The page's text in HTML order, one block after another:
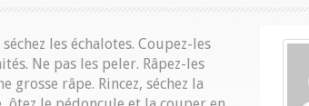
séchez les échalotes. Coupez-les
Ne pas les peler. Râpez-les
grosse râpe. Rincez, séchez la